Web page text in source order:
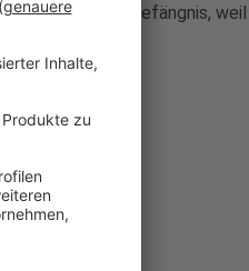
Monate ins Gefängnis,